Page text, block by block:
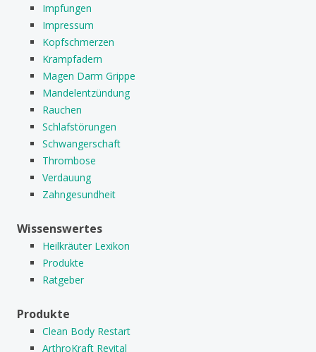
Impfungen
Impressum
Kopfschmerzen
Krampfadern
Magen Darm Grippe
Mandelentzündung
Rauchen
Schlafstörungen
Schwangerschaft
Thrombose
Verdauung
Zahngesundheit
Wissenswertes
Heilkräuter Lexikon
Produkte
Ratgeber
Produkte
Clean Body Restart
ArthroKraft Revital